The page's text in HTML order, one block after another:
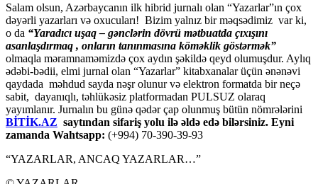
Salam olsun, Azərbaycanın ilk hibrid jurnalı olan “Yazarlar”ın çox
dəyərli yazarları və oxucuları! Bizim yalnız bir məqsədimiz var ki,
o da “Yaradıcı uşaq – gәnclәrin dövrü mәtbuatda çıxışını
asanlaşdırmaq , onların tanınmasına kömәklik göstәrmәk”
olmaqla məramnaməmizdə çox aydın şəkildə qeyd olumuşdur. Aylıq
ədəbi-bədii, elmi jurnal olan “Yazarlar” kitabxanalar üçün ənənəvi
qaydada məhdud sayda nəşr olunur və elektron formatda bir neçə
sabit, dayanıqlı, təhlükəsiz platformadan PULSUZ olaraq
yayımlanır. Jurnalın bu günə qədər çap olunmuş bütün nömrələrini
BİTİK.AZ saytından sifariş yolu ilə əldə edə bilərsiniz. Eyni
zamanda Wahtsapp: (+994) 70-390-39-93
“YAZARLAR, ANCAQ YAZARLAR…”